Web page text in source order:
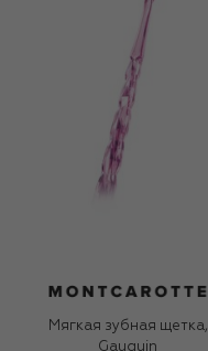
Мягкая зубная щетка,
Gauguin